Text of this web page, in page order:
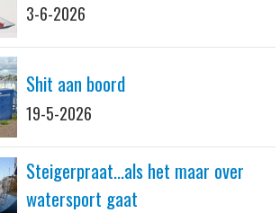
3-6-2026
Shit aan boord
19-5-2026
Steigerpraat...als het maar over
watersport gaat